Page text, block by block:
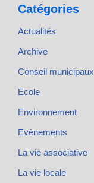
Catégories
Actualités
Archive
Conseil municipaux
Ecole
Environnement
Evènements
La vie associative
La vie locale